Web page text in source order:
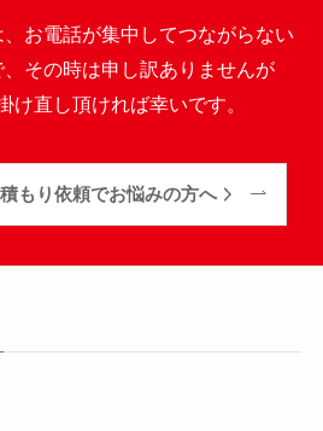
お電話が集中してつながらない
その時は申し訳ありませんが
け直し頂ければ幸いです。
もり依頼でお悩みの方へ